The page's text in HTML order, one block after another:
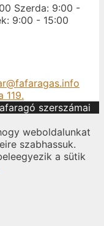
Szerda: 9:00 -
9:00 - 15:00
119.
szerszámai
weboldalunkat
szabhassuk.
a sütik